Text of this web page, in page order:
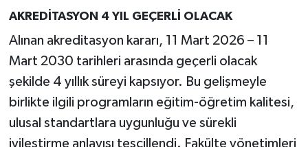
AKREDİTASYON 4 YIL GEÇERLİ OLACAK
Alınan akreditasyon kararı, 11 Mart 2026 – 11
Mart 2030 tarihleri arasında geçerli olacak
şekilde 4 yıllık süreyi kapsıyor. Bu gelişmeyle
birlikte ilgili programların eğitim-öğretim kalitesi,
ulusal standartlara uygunluğu ve sürekli
iyileştirme anlayışı tescillendi. Fakülte yönetimleri